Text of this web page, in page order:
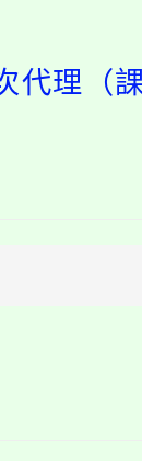
代理（